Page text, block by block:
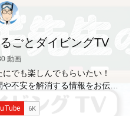
ごとダイビングTV
動画
でも楽しんでもらいたい！
不安を解消する情報をお伝え
ダイビングスクール。 PADI